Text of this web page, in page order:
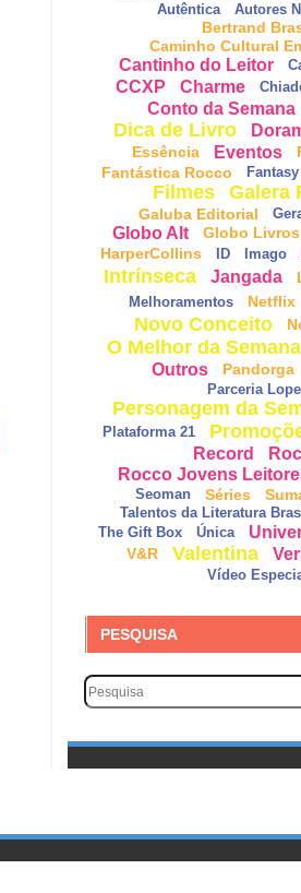
Autêntica Autores
Bertrand
Caminho Cultural
Cantinho do Leitor
CCXP Charme
Conto da Semana
Dica de Livro
Essência Eventos
Fantástica Rocco
Fantasy
Filmes Galera
Galuba Editorial
Globo Alt Globo Livros
HarperCollins ID Imago
Intrínseca Jangada
Melhoramentos Netflix
Novo Conceito
O Melhor da Semana
Outros Pandorga
Parceria
Personagem da
Plataforma 21
Record
Rocco Jovens
Seoman Séries
Talentos da Literatura
The Gift Box Única
V&R Valentina
Vídeo
PESQUISA